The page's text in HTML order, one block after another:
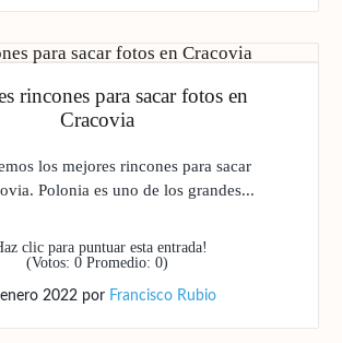
rincones para sacar fotos en
Cracovia
los mejores rincones para sacar
Polonia es uno de los grandes...
clic para puntuar esta entrada!
(Votos: 0 Promedio: 0)
2022 por Francisco Rubio